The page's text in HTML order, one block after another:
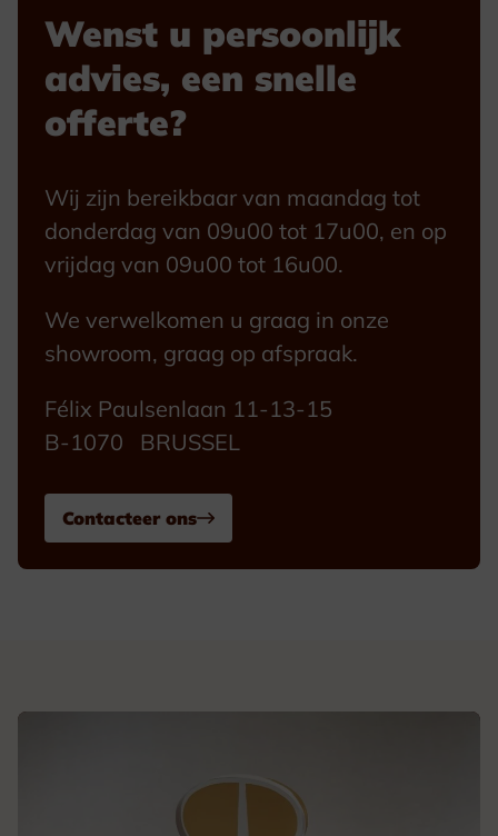
Wenst u persoonlijk
advies, een snelle
offerte?
Wij zijn bereikbaar van maandag tot
donderdag van 09u00 tot 17u00, en op
vrijdag van 09u00 tot 16u00.
We verwelkomen u graag in onze
showroom, graag op afspraak.
Félix Paulsenlaan 11-13-15
B-1070 BRUSSEL
Contacteer ons